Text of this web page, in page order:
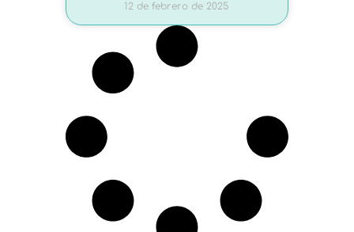
12 de febrero de 2025